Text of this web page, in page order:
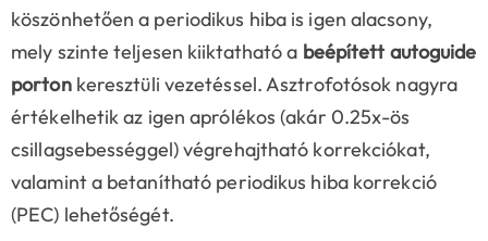
köszönhetően a periodikus hiba is igen alacsony,
mely szinte teljesen kiiktatható a beépített autoguide
portonkeresztüli vezetéssel. Asztrofotósok nagyra
értékelhetik az igen aprólékos (akár 0.25x-ös
csillagsebességgel) végrehajtható korrekciókat,
valamint a betanítható periodikus hiba korrekció
(PEC) lehetőségét.